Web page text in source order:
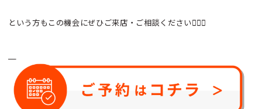
という方もこの機会にぜひご来店・ご相談ください💁🏻‍♂️